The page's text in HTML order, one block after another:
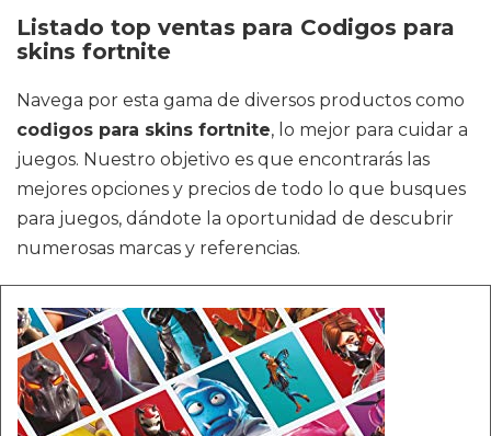
Listado top ventas para Codigos para
skins fortnite
Navega por esta gama de diversos productos como
codigos para skins fortnite, lo mejor para cuidar a
juegos. Nuestro objetivo es que encontrarás las
mejores opciones y precios de todo lo que busques
para juegos, dándote la oportunidad de descubrir
numerosas marcas y referencias.